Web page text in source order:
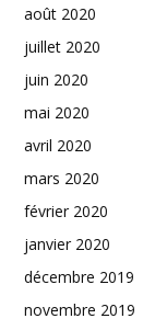
août 2020
juillet 2020
juin 2020
mai 2020
avril 2020
mars 2020
février 2020
janvier 2020
décembre 2019
novembre 2019